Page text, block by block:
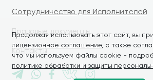
Продолжая использовать этот сайт, вы
лицензионное соглашение , а также
что мы используем файлы cookie -
политике обработки и защиты
Сотрудничество для Исполнителей
Правовые документы
Контакты